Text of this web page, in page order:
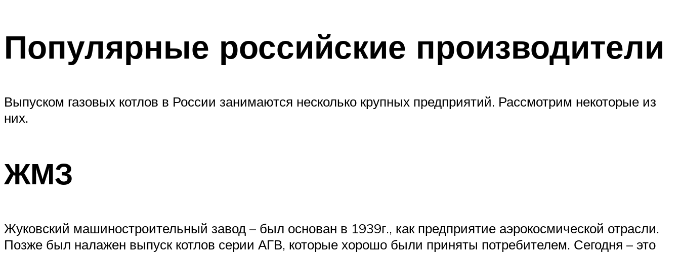
Популярные российские производители
Выпуском газовых котлов в России занимаются несколько крупных предприятий. Рассмотрим некоторые из
них.
ЖМЗ
Жуковский машиностроительный завод – был основан в 1939г., как предприятие аэрокосмической отрасли.
Позже был налажен выпуск котлов серии АГВ, которые хорошо были приняты потребителем. Сегодня – это